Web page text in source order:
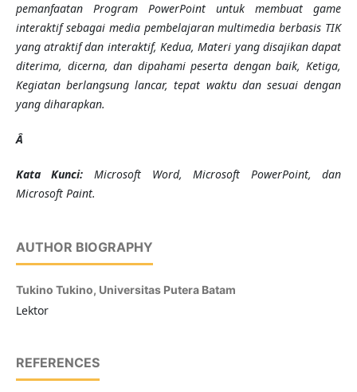
pemanfaatan Program PowerPoint untuk membuat game
interaktif sebagai media pembelajaran multimedia berbasis TIK
yang atraktif dan interaktif, Kedua, Materi yang disajikan dapat
diterima, dicerna, dan dipahami peserta dengan baik, Ketiga,
Kegiatan berlangsung lancar, tepat waktu dan sesuai dengan
yang diharapkan.
Â
Kata Kunci: Microsoft Word, Microsoft PowerPoint, dan
Microsoft Paint.
AUTHOR BIOGRAPHY
Tukino Tukino, Universitas Putera Batam
Lektor
REFERENCES